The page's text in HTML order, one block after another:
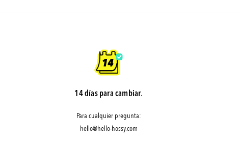
14 días para cambiar.
Para cualquier pregunta:
hello@hello-hossy.com